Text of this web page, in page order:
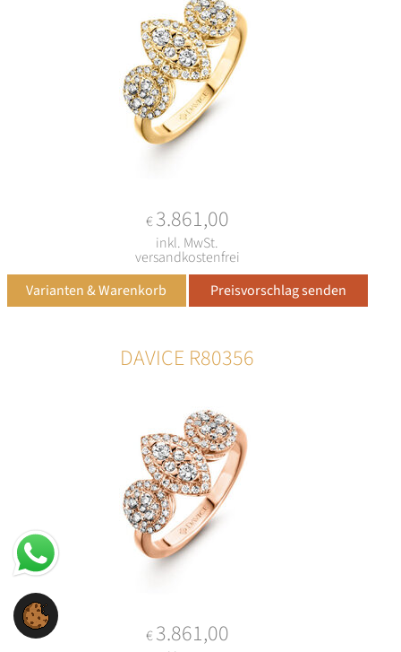
€3.861,00
inkl. MwSt.
versandkostenfrei
DAVICE R80356
€3.861,00